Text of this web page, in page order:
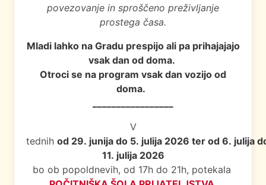
povezovanje in sproščeno preživljanje
prostega časa.
Mladi lahko na Gradu prespijo ali pa prihajajajo
vsak dan od doma.
Otroci se na program vsak dan vozijo od
doma.
V
tednih od 29. junija do 5. julija 2026 ter od 6. julija
11. julija 2026
bo ob popoldnevih, od 17h do 21h, potekala